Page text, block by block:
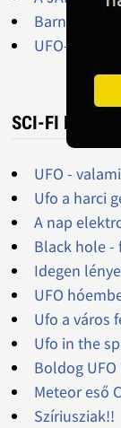
Barney és
UFO-k Ózd
SCI-FI KÉPEK
UFO -
Ufo a harci
A nap
Black hole -
Idegen
UFO
Ufo a város
Ufo in the
Boldog
Meteor eső
Szíriusziak!!